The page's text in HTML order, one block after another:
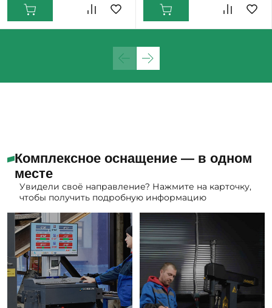
Комплексное оснащение — в одном
месте
Увидели своё направление? Нажмите на карточку,
чтобы получить подробную информацию